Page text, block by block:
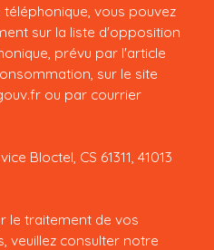
vous pouvez
sur la liste d'opposition
prévu par l'article
sur le site
ou par courrier
Bloctel, CS 61311, 41013
le traitement de vos
veuillez consulter notre